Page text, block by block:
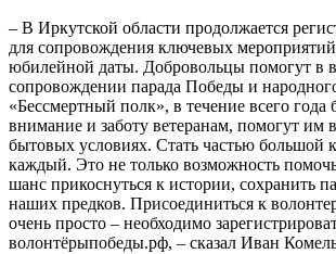
– В Иркутской области продолжается
для сопровождения ключевых
юбилейной даты. Добровольцы помогут в
сопровождении парада Победы и
«Бессмертный полк», в течение всего года
внимание и заботу ветеранам, помогут им
бытовых условиях. Стать частью большой
каждый. Это не только возможность
шанс прикоснуться к истории, сохранить
наших предков. Присоединиться к
очень просто – необходимо
волонтёрыпобеды.рф, – сказал Иван